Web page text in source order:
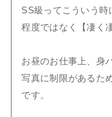
SS級ってこういう時
程度ではなく【凄く
お昼のお仕事上、身
写真に制限があるた
です。